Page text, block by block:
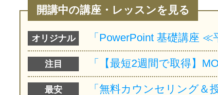
開講中の講座・レッスンを見る
オリジナル
注目
最安